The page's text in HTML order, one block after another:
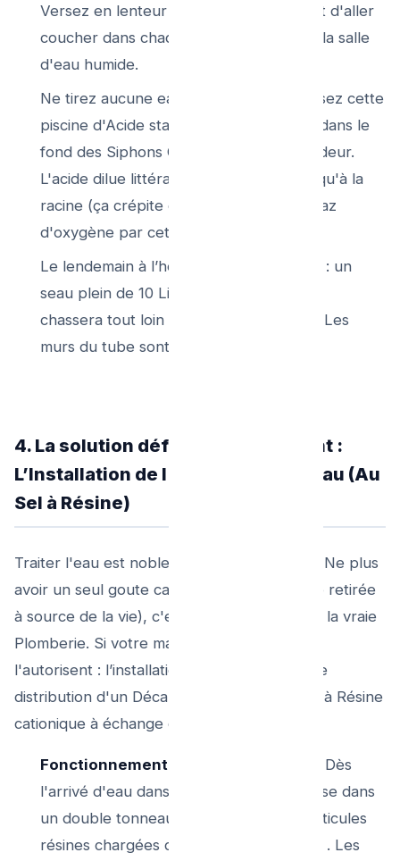
Versez en lenteur continue, la nuit avant d'aller
coucher dans chaque siphon d'évier de la salle
d'eau humide.
Ne tirez aucune eau "claire" après. Laissez cette
piscine d'Acide stagner pur "10 Heures dans le
fond des Siphons Coudes U" en profondeur.
L'acide dilue littéralement le calcaire jusqu'à la
racine (ça crépite de petites bulles en gaz
d'oxygène par cette fonte d'effluve).
Le lendemain à l’heure du bain 1er venu : un
seau plein de 10 Litres chaude courante
chassera tout loin vers raccord de rues. Les
murs du tube sont re-lissés !
4. La solution définitive d'en amont :
L’Installation de l'Adoucisseur d'Eau (Au
Sel à Résine)
Traiter l'eau est noble au vinaigre de cure... Ne plus
avoir un seul goute calcium (La Dureté pure retirée
à source de la vie), c'est l'absolu paradis de la vraie
Plomberie. Si votre maison et budgétisation
l'autorisent : l’installation après-compteur de
distribution d'un Décalcifieur (L'adoucisseur à Résine
cationique à échange d'ion sel).
Fonctionnement mécanique absolu :
Dès
l'arrivé d'eau dans votre cave, l'eau passe dans
un double tonneau d'un lit de petite particules
résines chargées de sel de chlorure pur . Les